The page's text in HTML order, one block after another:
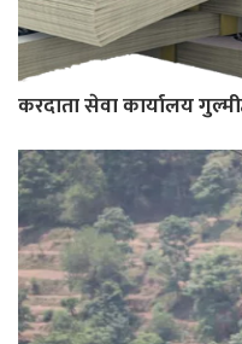
करदाता सेवा कार्यालय